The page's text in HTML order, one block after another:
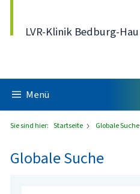
LVR-Klinik Bedburg-Hau
Menü
Sie sind hier: Startseite Globale Suche
Globale Suche